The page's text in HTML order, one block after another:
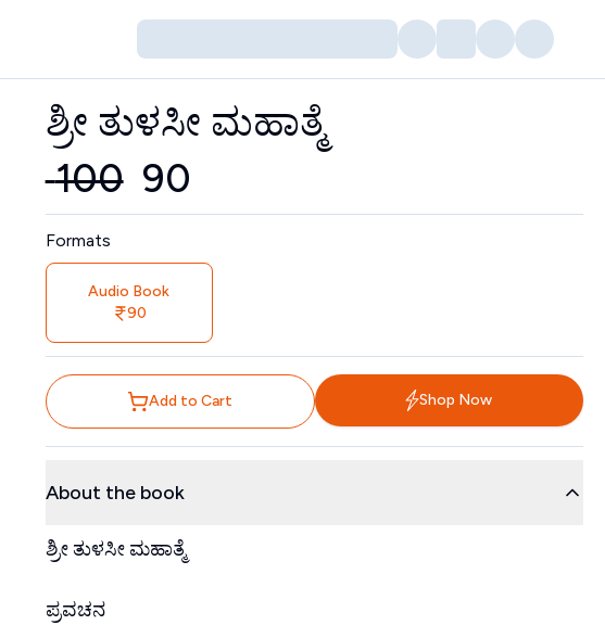
ಶ್ರೀ ತುಳಸೀ ಮಹಾತ್ಮೆ
Contributors
Price
₹100 90
Formats
Audio Book
90
Add to Cart Shop Now
About the book
ಶ್ರೀ ತುಳಸೀ ಮಹಾತ್ಮೆ
ಪ್ರವಚನ